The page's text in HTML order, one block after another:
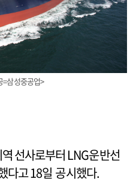
=삼성중공업>
선사로부터 LNG운반선
다고 18일 공시했다.